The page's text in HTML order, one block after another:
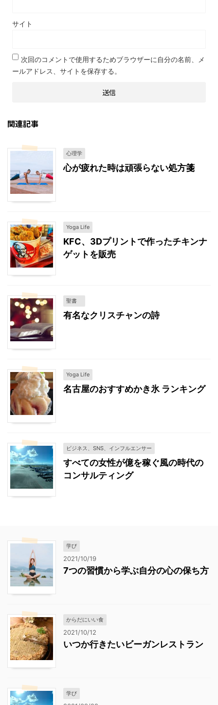
サイト
次回のコメントで使用するためブラウザーに自分の名前、メ
ールアドレス、サイトを保存する。
関連記事
心理学
心が疲れた時は頑張らない処方箋
Yoga Life
KFC、3Dプリントで作ったチキンナ
ゲットを販売
聖書
有名なクリスチャンの詩
Yoga Life
名古屋のおすすめかき氷 ランキング
ビジネス、SNS、インフルエンサー
すべての女性が億を稼ぐ風の時代の
コンサルティング
学び
2021/10/19
7つの習慣から学ぶ自分の心の保ち方
からだにいい食
2021/10/12
いつか行きたいビーガンレストラン
学び